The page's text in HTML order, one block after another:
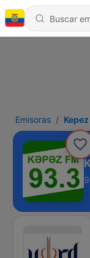
Emisoras